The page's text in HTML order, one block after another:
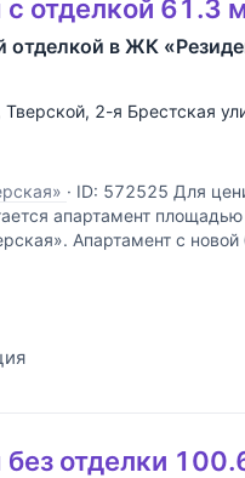
отделкой 61.3
отделкой в ЖК
Тверской, 2-я Брестская
· ID: 572525 Для
апартамент
Апартамент с новой
отделки